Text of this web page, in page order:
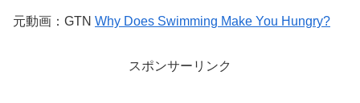
元動画：GTN Why Does Swimming Make You Hungry?
スポンサーリンク